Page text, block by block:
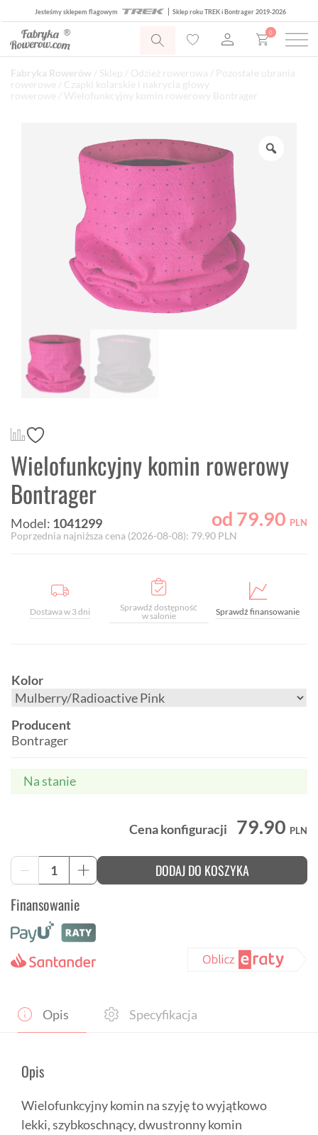
Jesteśmy sklepem flagowym Sklep roku TREK i Bontrager 2019-2026
0
Fabryka Rowerów Sklep Odzież rowerowa
Pozostałe ubrania
rowerowe
Czapki kolarskie i nakrycia głowy
rowerowe / Wielofunkcyjny komin rowerowy Bontrager
Wielofunkcyjny komin rowerowy
Bontrager
Model: 1041299 od 79.90 PLN
Poprzednia najniższa cena (2026-08-08): 79.90 PLN
Dostawa w 3 dni
Sprawdź dostępność
w salonie
Sprawdź finansowanie
Kolor
Producent
Bontrager
Na stanie
Cena konfiguracji 79.90 PLN
-
ilość
Wielofunkcyjny
rowerowy
Bontrager
+ DODAJ DO KOSZYKA
Finansowanie
Opis Specyfikacja
Opis
Wielofunkcyjny komin na szyję to wyjątkowo
lekki, szybkoschnący, dwustronny komin